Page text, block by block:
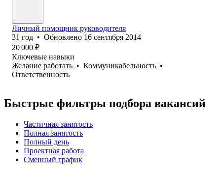
Личный помощник руководителя
31 год • Обновлено 16 сентября 2014
20 000 ₽
Ключевые навыки
Желание работать • Коммуникабельность •
Ответственность
Быстрые фильтры подбора вакансий
Частичная занятость
Полная занятость
Полный день
Проектная работа
Сменный график